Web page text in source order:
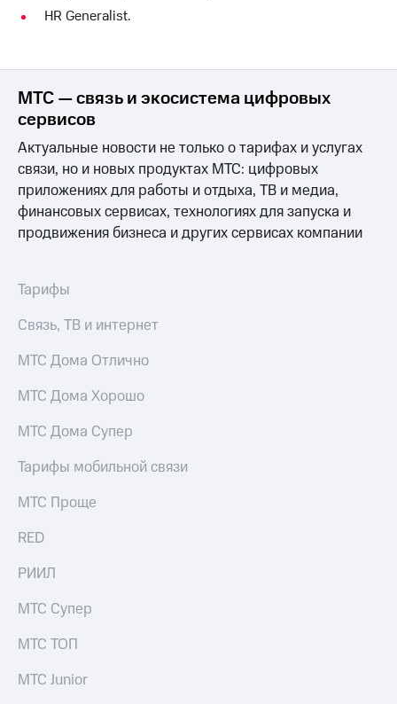
Еврооблигации-2023
погашении
облигаций
Другое
Регистратор
Реквизиты
Контакты
развитие
деловая этика
На главную
HR Generalist.
МТС — связь и экосистема цифровых
сервисов
Актуальные новости не только о тарифах и услугах
связи, но и новых продуктах МТС: цифровых
приложениях для работы и отдыха, ТВ и медиа,
финансовых сервисах, технологиях для запуска и
продвижения бизнеса и других сервисах компании
Тарифы
Связь, ТВ и интернет
МТС Дома Отлично
МТС Дома Хорошо
МТС Дома Супер
Тарифы мобильной связи
МТС Проще
RED
РИИЛ
МТС Супер
МТС ТОП
МТС Junior